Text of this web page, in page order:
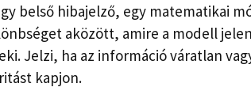
belső hibajelző, egy matematikai
aközött, amire a modell
Jelzi, ha az információ váratlan
kapjon.